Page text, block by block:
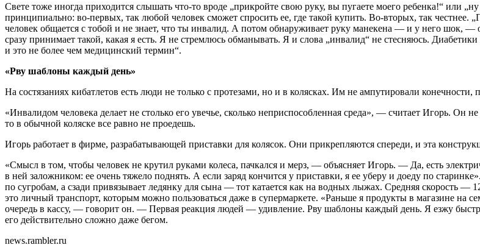
Свете тоже иногда приходится слышать что-то вроде „прикройте свою руку, вы пугаете моего ребенка!“ или
принципиально: во-первых, так любой человек сможет спросить ее, где такой купить. Во-вторых, так
человек общается с тобой и не знает, что ты инвалид. А потом обнаруживает руку манекена — и у него шок,
сразу принимает такой, какая я есть. Я не стремлюсь обманывать. Я и слова „инвалид“ не стесняюсь.
и это не более чем медицинский термин“.
«Рву шаблоны каждый день»
На состязаниях кибатлетов есть люди не только с протезами, но и в колясках. Им не ампутировали
«Инвалидом человека делает не столько его увечье, сколько неприспособленная среда», — считает Игорь. Он
то в обычной коляске все равно не проедешь.
Игорь работает в фирме, разрабатывающей приставки для колясок. Они прикрепляются спереди, и эта
«Смысл в том, чтобы человек не крутил руками колеса, пачкался и мерз, — объясняет Игорь. — Да, есть
в ней заложником: ее очень тяжело поднять. А если заряд кончится у приставки, я ее уберу и доеду по
по сугробам, а сзади привязывает ледянку для сына — тот катается как на водных лыжах. Средняя скорость
это личный транспорт, которым можно пользоваться даже в супермаркете. «Раньше я продукты в магазине на
очередь в кассу, — говорит он. — Первая реакция людей — удивление. Рву шаблоны каждый день. Я езжу
его действительно сложно даже бегом.
news.rambler.ru